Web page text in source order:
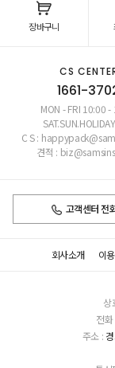
장바구니
CS
1661-
MON - FRI 10:00 -
C S :
견적 :
고객센터 전
회사소개 이
상
전화
주소 :